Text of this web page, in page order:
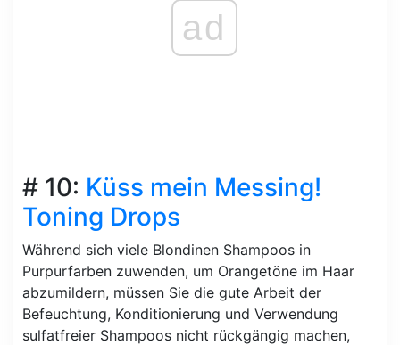
ad
# 10: Küss mein Messing!
Toning Drops
Während sich viele Blondinen Shampoos in
Purpurfarben zuwenden, um Orangetöne im Haar
abzumildern, müssen Sie die gute Arbeit der
Befeuchtung, Konditionierung und Verwendung
sulfatfreier Shampoos nicht rückgängig machen,